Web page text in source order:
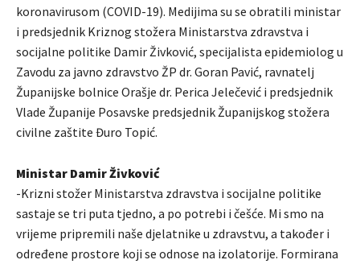
koronavirusom (COVID-19). Medijima su se obratili ministar
i predsjednik Kriznog stožera Ministarstva zdravstva i
socijalne politike Damir Živković, specijalista epidemiolog u
Zavodu za javno zdravstvo ŽP dr. Goran Pavić, ravnatelj
Županijske bolnice Orašje dr. Perica Jelečević i predsjednik
Vlade Županije Posavske predsjednik Županijskog stožera
civilne zaštite Đuro Topić.
Ministar Damir Živković
-Krizni stožer Ministarstva zdravstva i socijalne politike
sastaje se tri puta tjedno, a po potrebi i češće. Mi smo na
vrijeme pripremili naše djelatnike u zdravstvu, a također i
određene prostore koji se odnose na izolatorije. Formirana